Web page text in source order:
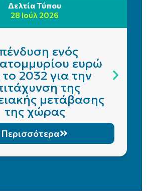
Δελτία Τύπου
28 Ιούλ 2026
ενός
ευρώ
2032 για την
της
μετάβασης
της χώρας
Περισσότερα